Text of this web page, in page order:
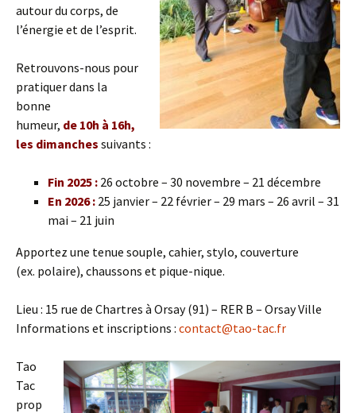
autour du corps, de
l’énergie et de l’esprit.
Retrouvons-nous pour
pratiquer dans la
bonne
humeur, de 10h à 16h,
les dimanches suivants :
Fin 2025 : 26 octobre – 30 novembre – 21 décembre
En 2026 : 25 janvier – 22 février – 29 mars – 26 avril – 31
mai – 21 juin
Apportez une tenue souple, cahier, stylo, couverture
(ex. polaire), chaussons et pique-nique.
Lieu : 15 rue de Chartres à Orsay (91) – RER B – Orsay Ville
Informations et inscriptions : contact@tao-tac.fr
Tao
Tac
prop